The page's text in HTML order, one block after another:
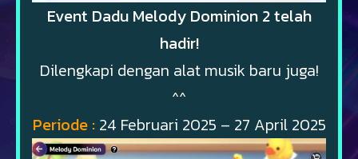
Event Dadu Melody Dominion 2 telah
hadir!
Dilengkapi dengan alat musik baru juga!
^^
Periode : 24 Februari 2025 – 27 April 2025